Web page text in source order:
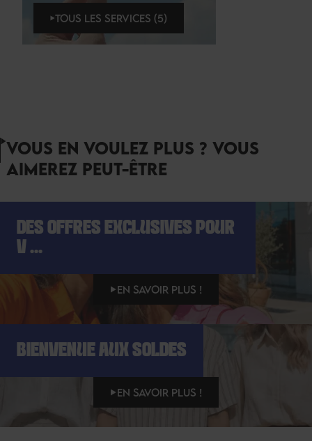
TOUS LES SERVICES (5)
VOUS EN VOULEZ PLUS ? VOUS
AIMEREZ PEUT-ÊTRE
DES OFFRES EXCLUSIVES POUR
V ...
EN SAVOIR PLUS !
BIENVENUE AUX SOLDES
EN SAVOIR PLUS !